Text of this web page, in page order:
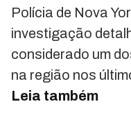
Polícia de Nova
investigação
considerado um
na região nos
Leia também